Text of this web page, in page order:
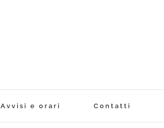
Avvisi e orari Contatti